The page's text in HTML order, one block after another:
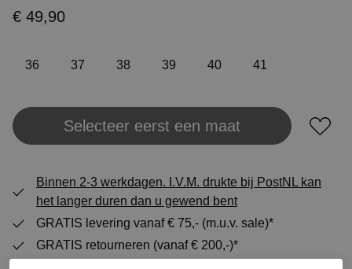
€ 49,90
36 37 38 39 40 41
Plaats in winkeltas
Selecteer eerst een maat
Binnen 2-3 werkdagen. I.V.M. drukte bij PostNL kan
het langer duren dan u gewend bent
GRATIS levering vanaf € 75,- (m.u.v. sale)*
GRATIS retourneren (vanaf € 200,-)*